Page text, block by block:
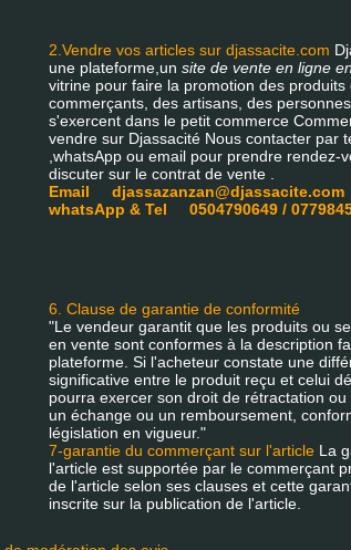
2.Vendre vos articles sur djassacite.com
une plateforme,un site de vente en ligne
vitrine pour faire la promotion des produits
commerçants, des artisans, des
s'exercent dans le petit commerce
vendre sur Djassacité Nous contacter par
,whatsApp ou email pour prendre rendez-
discuter sur le contrat de vente .
Email
whatsApp & Tel 0504790649 /
6. Clause de garantie de conformité
"Le vendeur garantit que les produits ou
en vente sont conformes à la description
plateforme. Si l'acheteur constate une
significative entre le produit reçu et celui
pourra exercer son droit de rétractation ou
un échange ou un remboursement,
législation en vigueur."
7-garantie du commerçant sur l'article La
l'article est supportée par le commerçant
de l'article selon ses clauses et cette
inscrite sur la publication de l'article.